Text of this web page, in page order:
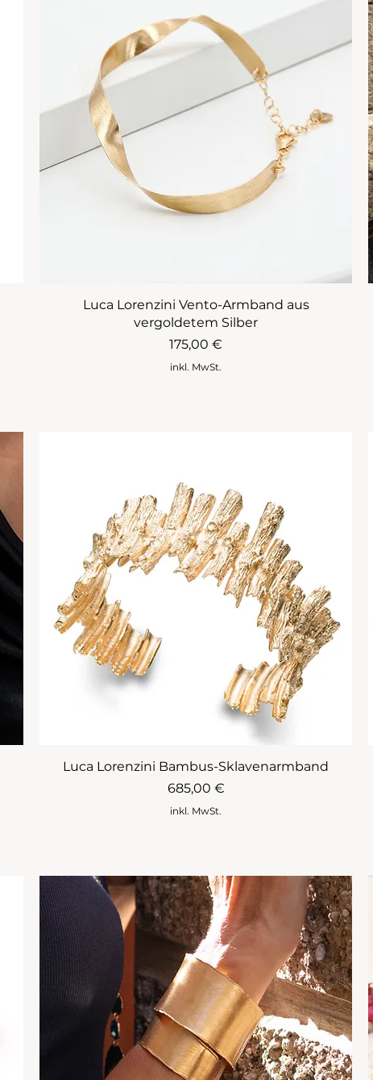
Luca Lorenzini Vento-Armband aus
vergoldetem Silber
Preis
175,00 €
inkl. MwSt.
Luca Lorenzini Bambus-Sklavenarmband
Preis
685,00 €
inkl. MwSt.